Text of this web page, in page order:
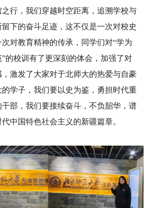
之行，我们穿越时空距离，追溯学校与
下的奋斗足迹，这不仅是一次对校史
次对教育精神的传承 ，同学们对“学为
”的校训有了更深刻的体会， 加强了对
激发了大家对于北师大的热爱与自豪
的学子，我们要以史为鉴，勇担时代重
干部，我们要接续奋斗，不负韶华 ，谱
中国特色社会主义的新疆篇章。